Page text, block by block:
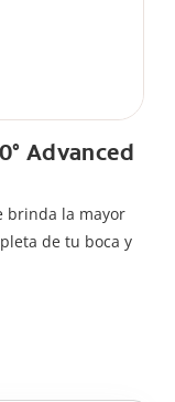
Advanced
brinda la mayor
de tu boca y